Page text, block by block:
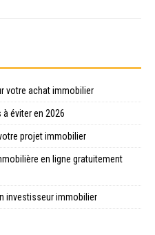
votre achat immobilier
éviter en 2026
projet immobilier
en ligne gratuitement
investisseur immobilier